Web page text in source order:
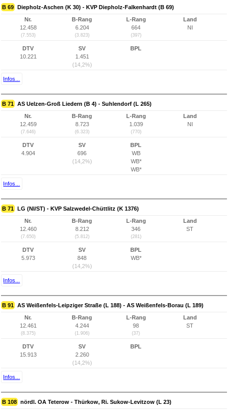
B 69 Diepholz-Aschen (K 30) - KVP Diepholz-Falkenhardt (B 69)
Nr.
12.458
(7.553)
B-Rang
6.204
(3.823)
L-Rang
664
(397)
Land
NI
DTV
10.221
SV
1.451
(14,2%)
BPL
Infos...
B 71 AS Uelzen-Groß Liedern (B 4) - Suhlendorf (L 265)
Nr.
12.459
(7.646)
B-Rang
8.723
(6.323)
L-Rang
1.039
(770)
Land
NI
DTV
4.904
SV
696
(14,2%)
BPL
WB
WB*
WB*
Infos...
B 71 LG (NI/ST) - KVP Salzwedel-Chüttlitz (K 1376)
Nr.
12.460
(7.650)
B-Rang
8.212
(5.812)
L-Rang
346
(281)
Land
ST
DTV
5.973
SV
848
(14,2%)
BPL
WB*
Infos...
B 91 AS Weißenfels-Leipziger Straße (L 188) - AS Weißenfels-Borau (L 189)
Nr.
12.461
(8.375)
B-Rang
4.244
(1.906)
L-Rang
98
(37)
Land
ST
DTV
15.913
SV
2.260
(14,2%)
BPL
Infos...
B 108 nördl. OA Teterow - Thürkow, Ri. Sukow-Levitzow (L 23)